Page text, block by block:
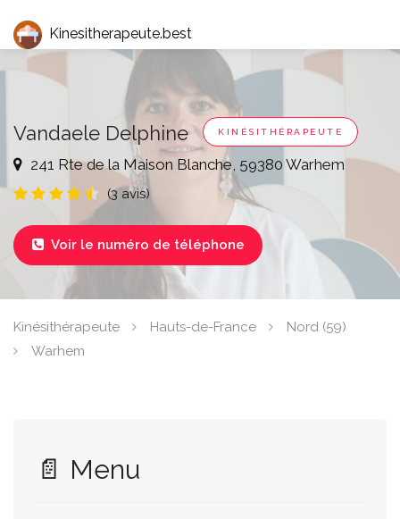
Kinesitherapeute.best
Vandaele Delphine KINÉSITHÉRAPEUTE
241 Rte de la Maison Blanche, 59380 Warhem
(3 avis)
 Voir le numéro de téléphone
Kinésithérapeute Hauts-de-France
Nord (59)
Warhem
📄 Menu